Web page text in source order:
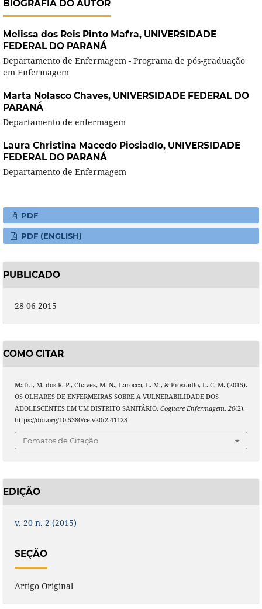
BIOGRAFIA DO AUTOR
Melissa dos Reis Pinto Mafra, UNIVERSIDADE
FEDERAL DO PARANÁ
Departamento de Enfermagem - Programa de pós-graduação
em Enfermagem
Marta Nolasco Chaves, UNIVERSIDADE FEDERAL DO
PARANÁ
Departamento de enfermagem
Laura Christina Macedo Piosiadlo, UNIVERSIDADE
FEDERAL DO PARANÁ
Departamento de Enfermagem
PDF
PDF (ENGLISH)
PUBLICADO
28-06-2015
COMO CITAR
Mafra, M. dos R. P., Chaves, M. N., Larocca, L. M., & Piosiadlo, L. C. M. (2015).
OS OLHARES DE ENFERMEIRAS SOBRE A VULNERABILIDADE DOS
ADOLESCENTES EM UM DISTRITO SANITÁRIO. Cogitare Enfermagem, 20(2).
https://doi.org/10.5380/ce.v20i2.41128
Fomatos de Citação
EDIÇÃO
v. 20 n. 2 (2015)
SEÇÃO
Artigo Original